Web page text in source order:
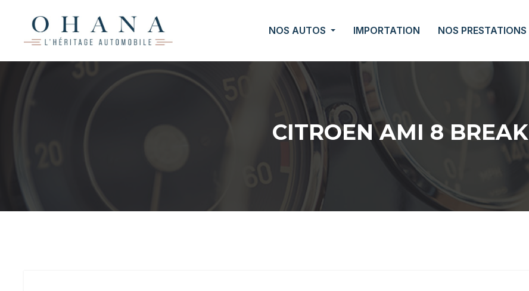
NOS AUTOS IMPORTATION NOS PRESTATIONS
CITROEN AMI 8 BREAK